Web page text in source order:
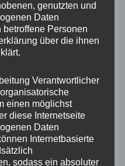
genutzten und
Daten
Personen
über die ihnen
Verantwortlicher
einen möglichst
diese Internetseite
Daten
Internetbasierte
sodass ein absoluter